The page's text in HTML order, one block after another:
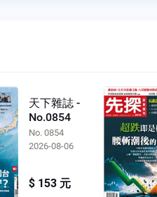
天下雜誌 -
No.0854
No. 0854
2026-08-06
$ 153 元